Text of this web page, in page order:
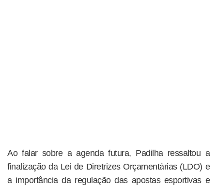
Ao falar sobre a agenda futura, Padilha ressaltou a
finalização da Lei de Diretrizes Orçamentárias (LDO) e
a importância da regulação das apostas esportivas e